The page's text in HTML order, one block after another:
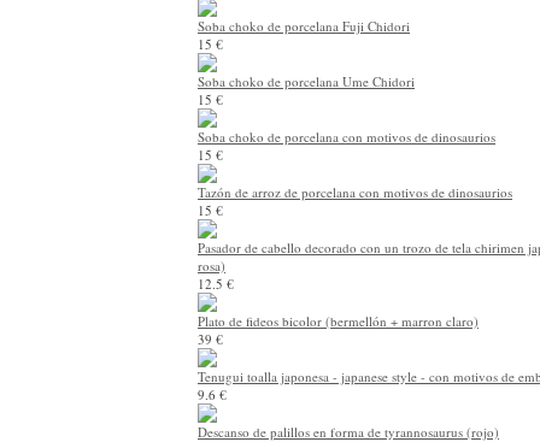
Soba choko de porcelana Fuji Chidori
15 €
Soba choko de porcelana Ume Chidori
15 €
Soba choko de porcelana con motivos de dinosaurios
15 €
Tazón de arroz de porcelana con motivos de dinosaurios
15 €
Pasador de cabello decorado con un trozo de tela chirimen
rosa)
12.5 €
Plato de fideos bicolor (bermellón + marron claro)
39 €
Tenugui toalla japonesa - japanese style - con motivos de
9.6 €
Descanso de palillos en forma de tyrannosaurus (rojo)